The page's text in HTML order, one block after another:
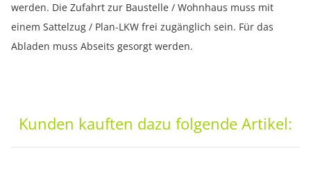
werden. Die Zufahrt zur Baustelle / Wohnhaus muss mit
einem Sattelzug / Plan-LKW frei zugänglich sein. Für das
Abladen muss Abseits gesorgt werden.
Kunden kauften dazu folgende Artikel: